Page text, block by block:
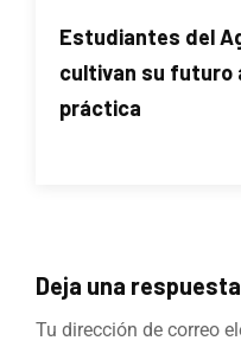
Estudiantes del
cultivan su futuro
práctica
Deja una respuesta
Tu dirección de correo